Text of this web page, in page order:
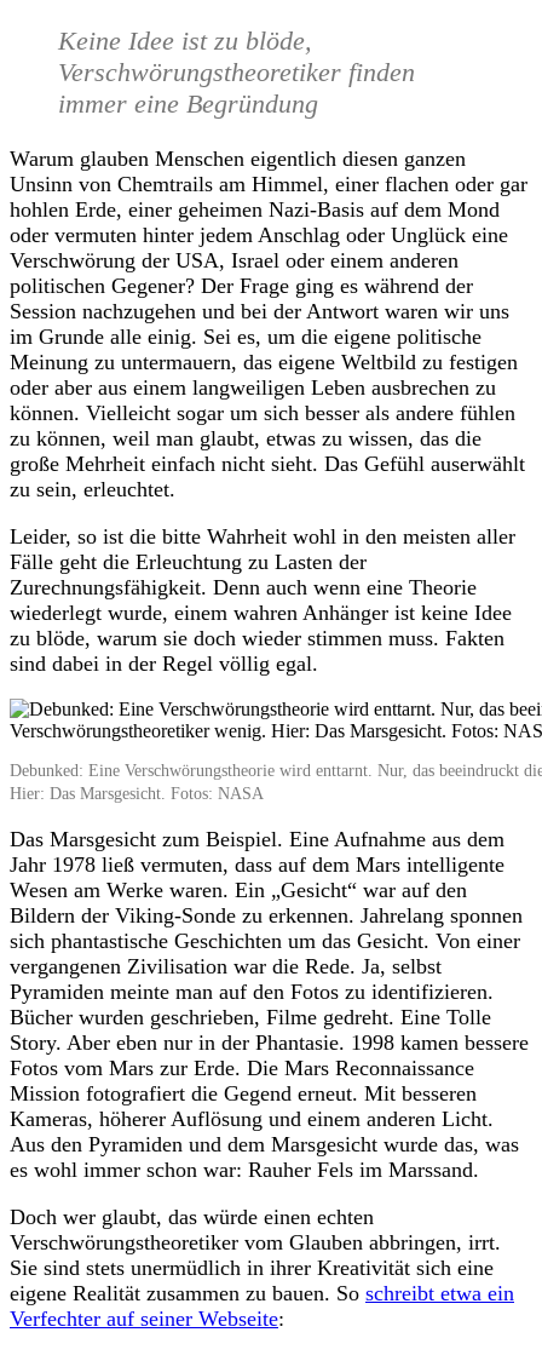
Keine Idee ist zu blöde,
Verschwörungstheoretiker finden
immer eine Begründung
Warum glauben Menschen eigentlich diesen ganzen
Unsinn von Chemtrails am Himmel, einer flachen oder gar
hohlen Erde, einer geheimen Nazi-Basis auf dem Mond
oder vermuten hinter jedem Anschlag oder Unglück eine
Verschwörung der USA, Israel oder einem anderen
politischen Gegener? Der Frage ging es während der
Session nachzugehen und bei der Antwort waren wir uns
im Grunde alle einig. Sei es, um die eigene politische
Meinung zu untermauern, das eigene Weltbild zu festigen
oder aber aus einem langweiligen Leben ausbrechen zu
können. Vielleicht sogar um sich besser als andere fühlen
zu können, weil man glaubt, etwas zu wissen, das die
große Mehrheit einfach nicht sieht. Das Gefühl auserwählt
zu sein, erleuchtet.
Leider, so ist die bitte Wahrheit wohl in den meisten aller
Fälle geht die Erleuchtung zu Lasten der
Zurechnungsfähigkeit. Denn auch wenn eine Theorie
wiederlegt wurde, einem wahren Anhänger ist keine Idee
zu blöde, warum sie doch wieder stimmen muss. Fakten
sind dabei in der Regel völlig egal.
Debunked: Eine Verschwörungstheorie wird enttarnt. Nur, das beeindruckt
Hier: Das Marsgesicht. Fotos: NASA
Das Marsgesicht zum Beispiel. Eine Aufnahme aus dem
Jahr 1978 ließ vermuten, dass auf dem Mars intelligente
Wesen am Werke waren. Ein „Gesicht“ war auf den
Bildern der Viking-Sonde zu erkennen. Jahrelang sponnen
sich phantastische Geschichten um das Gesicht. Von einer
vergangenen Zivilisation war die Rede. Ja, selbst
Pyramiden meinte man auf den Fotos zu identifizieren.
Bücher wurden geschrieben, Filme gedreht. Eine Tolle
Story. Aber eben nur in der Phantasie. 1998 kamen bessere
Fotos vom Mars zur Erde. Die Mars Reconnaissance
Mission fotografiert die Gegend erneut. Mit besseren
Kameras, höherer Auflösung und einem anderen Licht.
Aus den Pyramiden und dem Marsgesicht wurde das, was
es wohl immer schon war: Rauher Fels im Marssand.
Doch wer glaubt, das würde einen echten
Verschwörungstheoretiker vom Glauben abbringen, irrt.
Sie sind stets unermüdlich in ihrer Kreativität sich eine
eigene Realität zusammen zu bauen. So schreibt etwa ein
Verfechter auf seiner Webseite: